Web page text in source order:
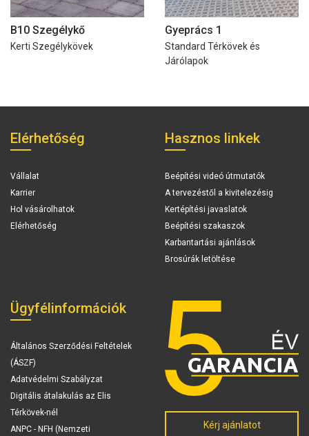
B10 Szegélykő
Kerti Szegélykövek
Gyeprács 1
Standard Térkövek és
Járólapok
Elérhetőség
Vállalat
Karrier
Hol vásárolhatok
Elérhetőség
Hasznos linkek
Beépítési videó útmutatók
A tervezéstől a kivitelezésig
Kertépítési javaslatok
Beépítési szakaszok
Karbantartási ajánlások
Brosúrák letöltése
Ügyfélinformációk
Általános Szerződési Feltételek
(ÁSZF)
Adatvédelmi Szabályzat
Digitális átalakulás az Elis
Térkövek-nél
ANPC - NFH (Nemzeti
Kérj ajánlatot